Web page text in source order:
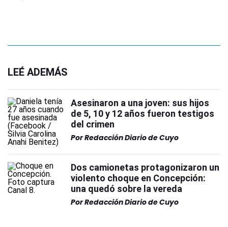
LEÉ ADEMÁS
Asesinaron a una joven: sus hijos
de 5, 10 y 12 años fueron testigos
del crimen
PorRedacción Diario de Cuyo
Dos camionetas protagonizaron un
violento choque en Concepción:
una quedó sobre la vereda
PorRedacción Diario de Cuyo